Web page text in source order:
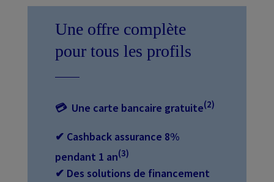
Une offre complète
pour tous les profils
💳︎ Une carte bancaire gratuite(2)
✔ Cashback assurance 8%
pendant 1 an(3)
✔ Des solutions de financement